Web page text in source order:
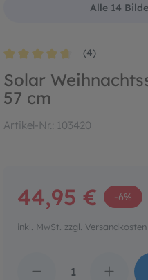
Alle 14
(4)
Solar
57 cm
Artikel-Nr.: 103420
44,95 € -6%
inkl. MwSt. zzgl. Versandkosten